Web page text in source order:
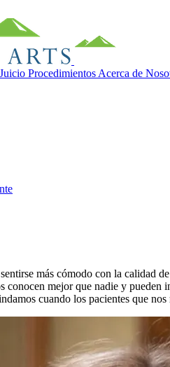
Procedimientos Acerca de
más cómodo con la calidad
conocen mejor que nadie y
cuando los pacientes que